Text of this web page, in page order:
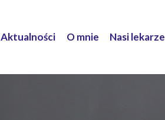
Aktualności O mnie Nasi lekarze